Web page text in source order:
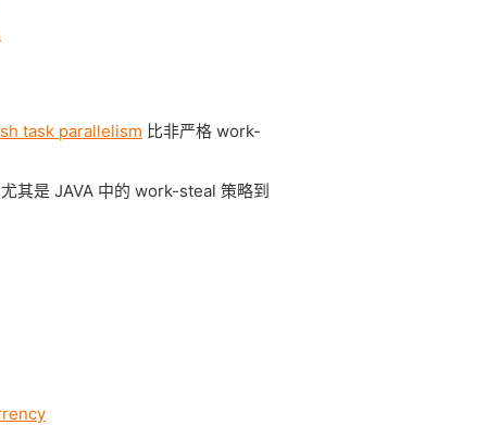
task parallelism 比非严格 work-
其是 JAVA 中的 work-steal 策略到